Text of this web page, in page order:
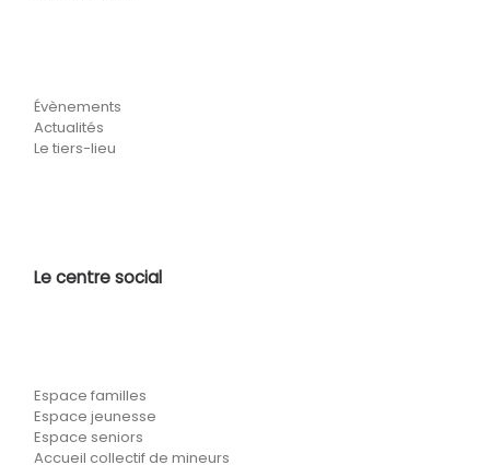
Évènements
Actualités
Le tiers-lieu
Le centre social
Espace familles
Espace jeunesse
Espace seniors
Accueil collectif de mineurs